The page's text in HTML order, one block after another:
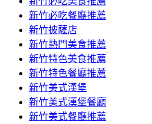
新竹必吃餐廳推薦
新竹披薩店
新竹熱門美食推薦
新竹特色美食推薦
新竹特色餐廳推薦
新竹美式漢堡
新竹美式漢堡餐廳
新竹美式餐廳推薦